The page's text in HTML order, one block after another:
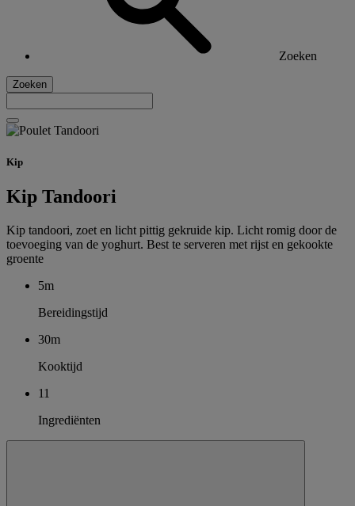
Zoeken
Zoeken
Kip
Kip Tandoori
Kip tandoori, zoet en licht pittig gekruide kip. Licht romig door de
toevoeging van de yoghurt. Best te serveren met rijst en gekookte
groente
5m
Bereidingstijd
30m
Kooktijd
11
Ingrediënten